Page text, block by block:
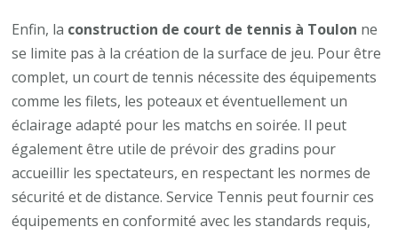
Enfin, la construction de court de tennis à Toulon ne
se limite pas à la création de la surface de jeu. Pour être
complet, un court de tennis nécessite des équipements
comme les filets, les poteaux et éventuellement un
éclairage adapté pour les matchs en soirée. Il peut
également être utile de prévoir des gradins pour
accueillir les spectateurs, en respectant les normes de
sécurité et de distance. Service Tennis peut fournir ces
équipements en conformité avec les standards requis,